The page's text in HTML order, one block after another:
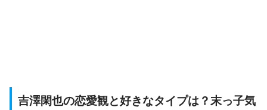
吉澤閑也の恋愛観と好きなタイプは？末っ子気